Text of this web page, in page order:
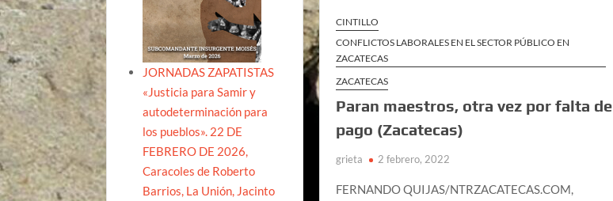
CINTILLO
CONFLICTOS LABORALES EN EL SECTOR PÚBLICO EN
ZACATECAS
ZACATECAS
Paran maestros, otra vez por falta de
pago (Zacatecas)
grieta 2 febrero, 2022
FERNANDO QUIJAS/NTRZACATECAS.COM,
JORNADAS ZAPATISTAS
«Justicia para Samir y
autodeterminación para
los pueblos». 22 DE
FEBRERO DE 2026,
Caracoles de Roberto
Barrios, La Unión, Jacinto